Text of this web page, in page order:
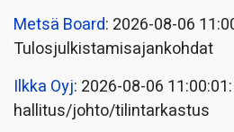
Metsä Board: 2026-08-06
Tulosjulkistamisajankohdat
Ilkka Oyj: 2026-08-06
hallitus/johto/tilintarkastus